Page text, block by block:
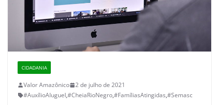
CIDADANIA
Valor Amazônico
2 de julho de 2021
#AuxílioAluguel,#CheiaRioNegro,#FamíliasAtingidas,#Semasc